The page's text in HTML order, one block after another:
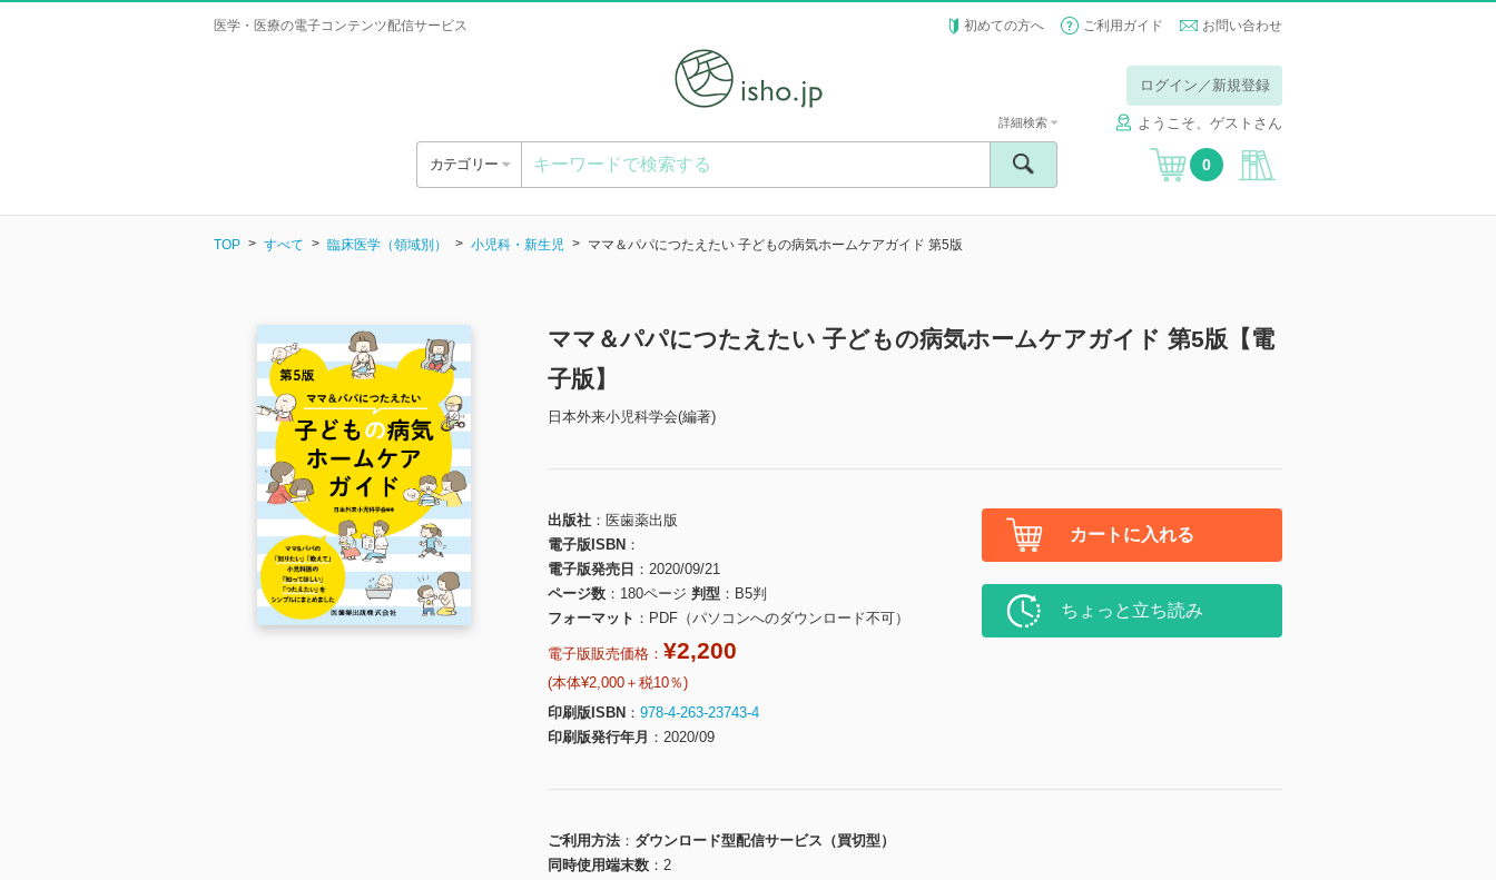
医学・医療の電子コンテンツ配信サービス 初めての方へ ご利用ガイド お問い合わせ
ログイン／新規登録
ようこそ、ゲストさん
カテゴリー
詳細検索
0
TOP すべて 臨床医学（領域別） 小児科・新生児 ママ＆パパにつたえたい 子どもの病気ホームケアガイド 第5版
ママ＆パパにつたえたい 子どもの病気ホームケアガイド 第5版【電
子版】
日本外来小児科学会(編著)
出版社
医歯薬出版
電子版ISBN
電子版発売日
2020/09/21
ページ数
180ページ 判型
B5判
フォーマット
PDF（パソコンへのダウンロード不可）
電子版販売価格： ¥2,200
(本体¥2,000＋税10％)
印刷版ISBN
978-4-263-23743-4
印刷版発行年月
2020/09
カートに入れる
ちょっと立ち読み
ご利用方法
ダウンロード型配信サービス（買切型）
同時使用端末数
2